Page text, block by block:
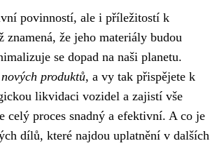
povinností, ale i příležitostí k
znamená, že jeho materiály budou
se dopad na naši planetu.
produktů, a vy tak přispějete k
likvidaci vozidel a zajistí vše
celý proces snadný a efektivní. A co je
dílů, které najdou uplatnění v dalších